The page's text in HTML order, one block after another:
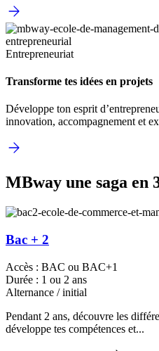
Entrepreneuriat
Transforme tes idées en projets
Développe ton esprit
innovation, accompagnement et
MBway une saga en
Bac + 2
Accès : BAC ou BAC+1
Durée : 1 ou 2 ans
Alternance / initial
Pendant 2 ans, découvre les
développe tes compétences et...